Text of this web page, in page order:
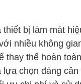
thiết bị làm mát
nhiều không
thay thế hoàn
lựa chọn đáng cân